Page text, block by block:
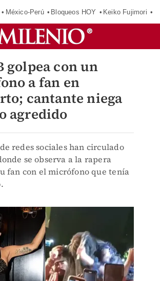
México-Perú Bloqueos HOY Keiko Fujimori
golpea con un
a fan en
cantante niega
agredido
redes sociales han circulado
se observa a la rapera
fan con el micrófono que tenía